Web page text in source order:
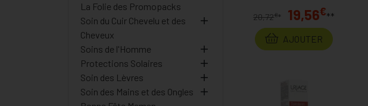
20,72€* 19,56€**
AJOUTER
La Folie des Promopacks
Soin du Cuir Chevelu et des
Cheveux
Soins de l'Homme
Protections Solaires
Soin des Lèvres
Soin des Mains et des Ongles